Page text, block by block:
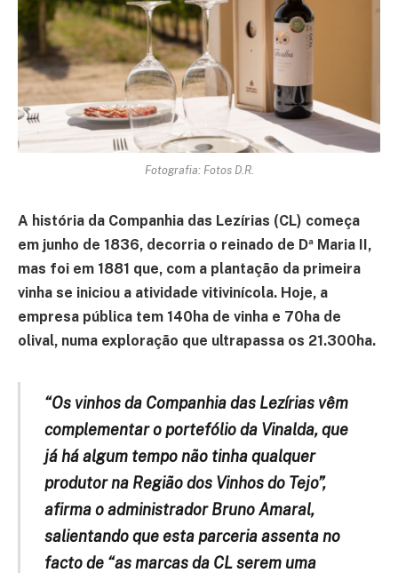
Fotografia: Fotos D.R.
A história da Companhia das Lezírias (CL) começa
em junho de 1836, decorria o reinado de Dª Maria II,
mas foi em 1881 que, com a plantação da primeira
vinha se iniciou a atividade vitivinícola. Hoje, a
empresa pública tem 140ha de vinha e 70ha de
olival, numa exploração que ultrapassa os 21.300ha.
“Os vinhos da Companhia das Lezírias vêm
complementar o portefólio da Vinalda, que
já há algum tempo não tinha qualquer
produtor na Região dos Vinhos do Tejo”,
afirma o administrador Bruno Amaral,
salientando que esta parceria assenta no
facto de “as marcas da CL serem uma